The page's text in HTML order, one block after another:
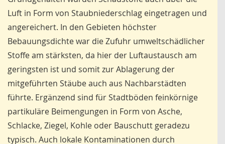
Luft in Form von Staubniederschlag eingetragen und
angereichert. In den Gebieten höchster
Bebauungsdichte war die Zufuhr umweltschädlicher
Stoffe am stärksten, da hier der Luftaustausch am
geringsten ist und somit zur Ablagerung der
mitgeführten Stäube auch aus Nachbarstädten
führte. Ergänzend sind für Stadtböden feinkörnige
partikuläre Beimengungen in Form von Asche,
Schlacke, Ziegel, Kohle oder Bauschutt geradezu
typisch. Auch lokale Kontaminationen durch